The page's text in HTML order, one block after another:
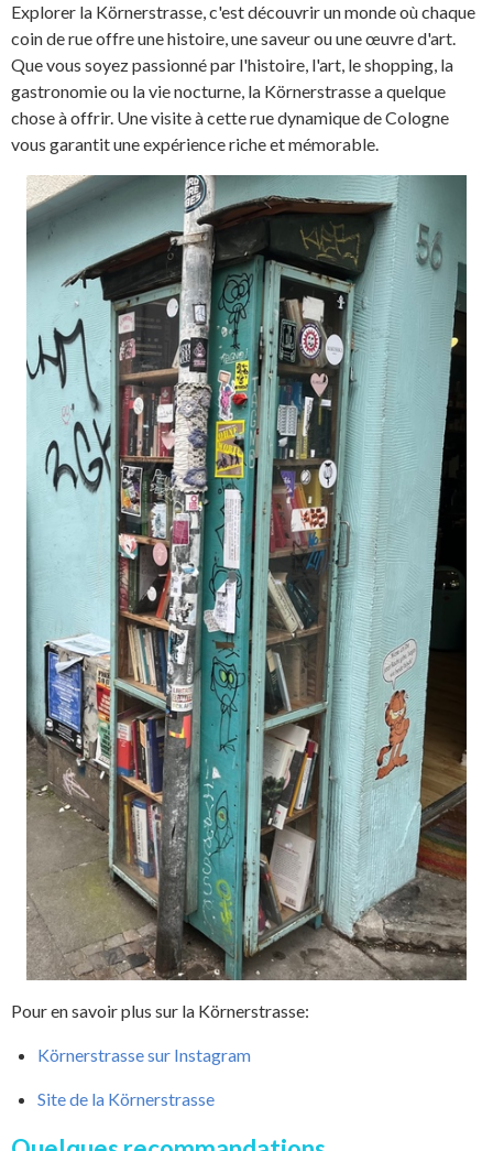
Explorer la Körnerstrasse, c'est découvrir un monde où chaque
coin de rue offre une histoire, une saveur ou une œuvre d'art.
Que vous soyez passionné par l'histoire, l'art, le shopping, la
gastronomie ou la vie nocturne, la Körnerstrasse a quelque
chose à offrir. Une visite à cette rue dynamique de Cologne
vous garantit une expérience riche et mémorable.
Pour en savoir plus sur la Körnerstrasse:
Körnerstrasse sur Instagram
Site de la Körnerstrasse